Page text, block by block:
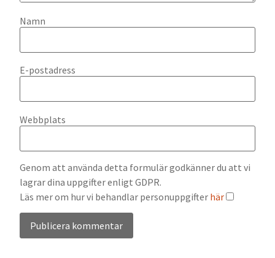
Namn
E-postadress
Webbplats
Genom att använda detta formulär godkänner du att vi
lagrar dina uppgifter enligt GDPR.
Läs mer om hur vi behandlar personuppgifter här